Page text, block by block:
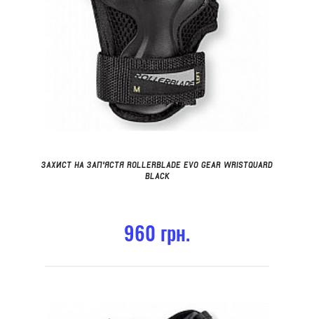
ЗАХИСТ НА ЗАП'ЯСТЯ ROLLERBLADE EVO GEAR WRISTQUARD
BLACK
960 грн.